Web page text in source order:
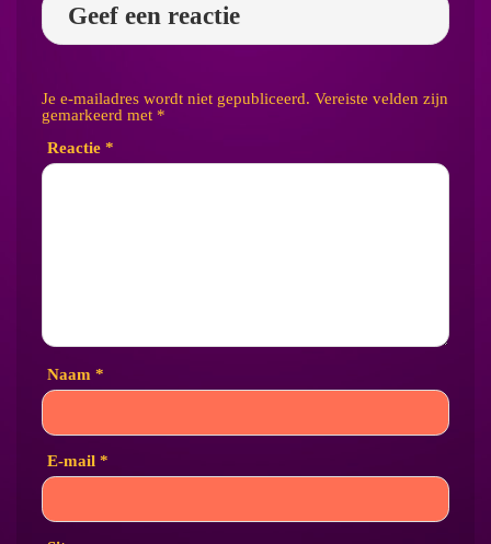
Geef een reactie
Je e-mailadres wordt niet gepubliceerd. Vereiste velden zijn
gemarkeerd met *
Reactie *
Naam *
E-mail *